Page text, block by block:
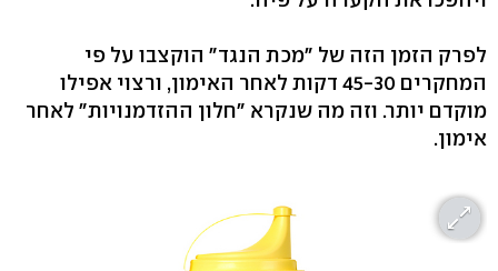
לפרק הזמן הזה של "מכת הנגד" הוקצבו על פי
המחקרים 45-30 דקות לאחר האימון, ורצוי אפילו
מוקדם יותר. וזה מה שנקרא "חלון ההזדמנויות" לאחר
אימון.